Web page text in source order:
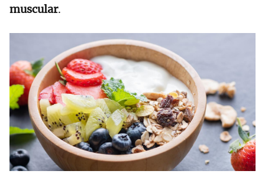
muscular.